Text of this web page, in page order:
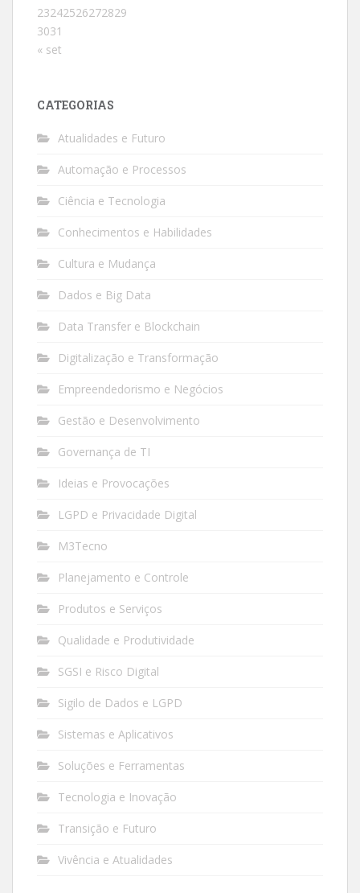
23242526272829
3031
« set
CATEGORIAS
Atualidades e Futuro
Automação e Processos
Ciência e Tecnologia
Conhecimentos e Habilidades
Cultura e Mudança
Dados e Big Data
Data Transfer e Blockchain
Digitalização e Transformação
Empreendedorismo e Negócios
Gestão e Desenvolvimento
Governança de TI
Ideias e Provocações
LGPD e Privacidade Digital
M3Tecno
Planejamento e Controle
Produtos e Serviços
Qualidade e Produtividade
SGSI e Risco Digital
Sigilo de Dados e LGPD
Sistemas e Aplicativos
Soluções e Ferramentas
Tecnologia e Inovação
Transição e Futuro
Vivência e Atualidades